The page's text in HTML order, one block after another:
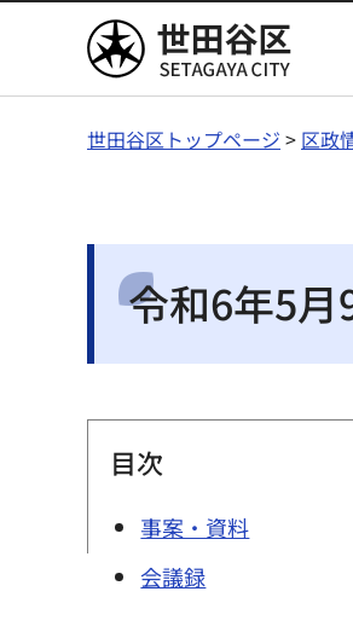
世田谷区
世田谷区トップページ > 区政
令和6年5
目次
事案・資料
会議録